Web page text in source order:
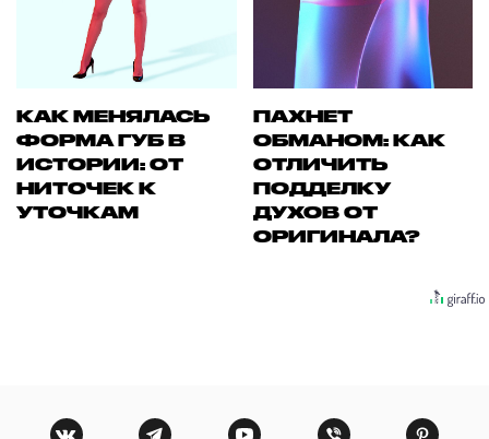
КАК МЕНЯЛАСЬ
ФОРМА ГУБ В
ИСТОРИИ: ОТ
НИТОЧЕК К
УТОЧКАМ
ПАХНЕТ
ОБМАНОМ: КАК
ОТЛИЧИТЬ
ПОДДЕЛКУ
ДУХОВ ОТ
ОРИГИНАЛА?